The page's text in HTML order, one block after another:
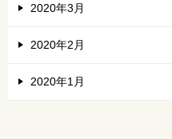
2020年3月
2020年2月
2020年1月